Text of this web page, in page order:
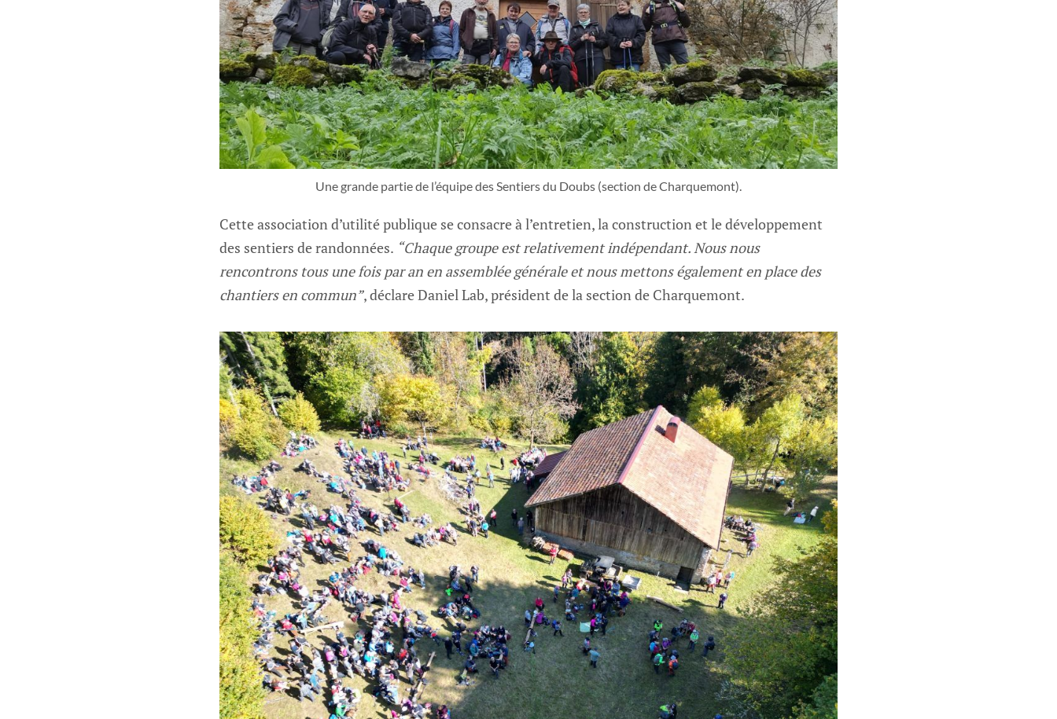
Une grande partie de l’équipe des Sentiers du Doubs (section de Charquemont).
Cette association d’utilité publique se consacre à l’entretien, la construction et le développement
des sentiers de randonnées. “Chaque groupe est relativement indépendant. Nous nous
rencontrons tous une fois par an en assemblée générale et nous mettons également en place des
chantiers en commun”, déclare Daniel Lab, président de la section de Charquemont.